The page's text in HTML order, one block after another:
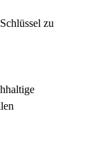
zu